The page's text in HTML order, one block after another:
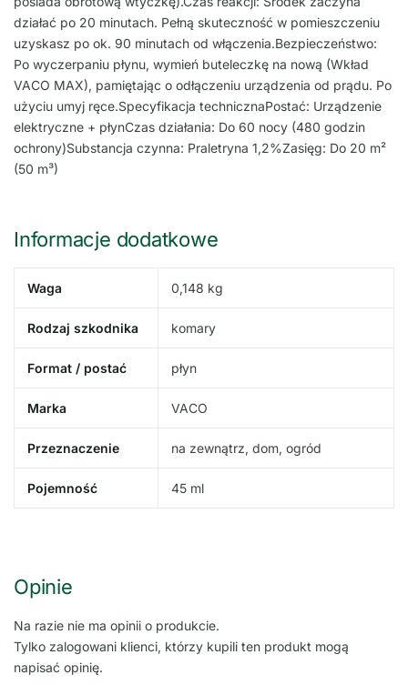
działać po 20 minutach. Pełną skuteczność w pomieszczeniu
uzyskasz po ok. 90 minutach od włączenia.Bezpieczeństwo:
Po wyczerpaniu płynu, wymień buteleczkę na nową (Wkład
VACO MAX), pamiętając o odłączeniu urządzenia od prądu. Po
użyciu umyj ręce.Specyfikacja technicznaPostać: Urządzenie
elektryczne + płynCzas działania: Do 60 nocy (480 godzin
ochrony)Substancja czynna: Praletryna 1,2%Zasięg: Do 20 m²
(50 m³)
Informacje dodatkowe
Waga 0,148 kg
Rodzaj szkodnika komary
Format / postać płyn
Marka VACO
Przeznaczenie na zewnątrz, dom, ogród
Pojemność 45 ml
Opinie
Na razie nie ma opinii o produkcie.
Tylko zalogowani klienci, którzy kupili ten produkt mogą
napisać opinię.